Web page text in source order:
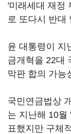
'미래세대 재정
로 또다시 반대
윤 대통령이 지
금개혁을 22대
막판 합의 가능
국민연금법상
는 지난해 10월
표했지만 구체